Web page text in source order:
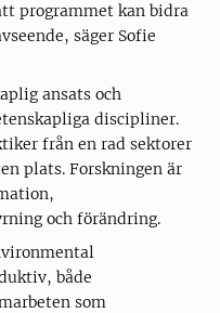
programmet kan bidra
säger Sofie
ansats och
discipliner.
från en rad sektorer
plats. Forskningen är
och förändring.
både
som